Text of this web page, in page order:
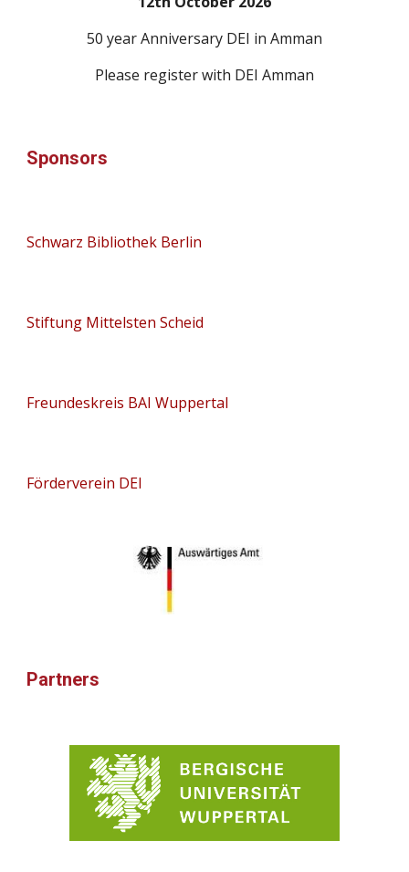
50 year Anniversary DEI in Amman
Please register with DEI Amman
Sponsors
Schwarz Bibliothek Berlin
Stiftung Mittelsten Scheid
Freundeskreis BAI Wuppertal
Förderverein DEI
Partners